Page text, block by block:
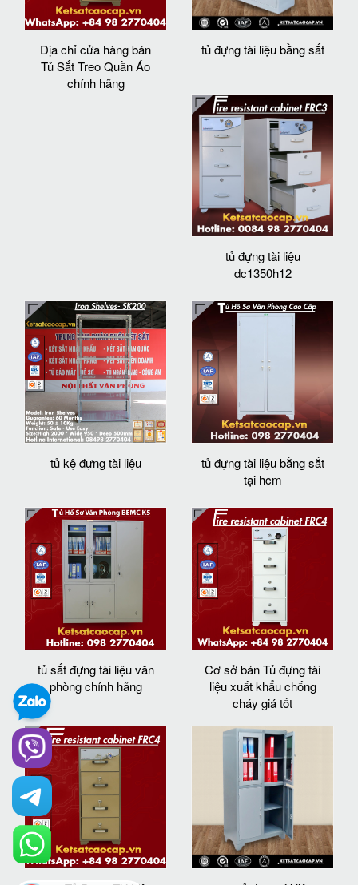
Địa chỉ cửa hàng bán
Tủ Sắt Treo Quần Áo
chính hãng
tủ đựng tài liệu bằng sắt
tủ đựng tài liệu
dc1350h12
tủ kệ đựng tài liệu
tủ đựng tài liệu bằng sắt
tại hcm
tủ sắt đựng tài liệu văn
phòng chính hãng
Cơ sở bán Tủ đựng tài
liệu xuất khẩu chống
cháy giá tốt